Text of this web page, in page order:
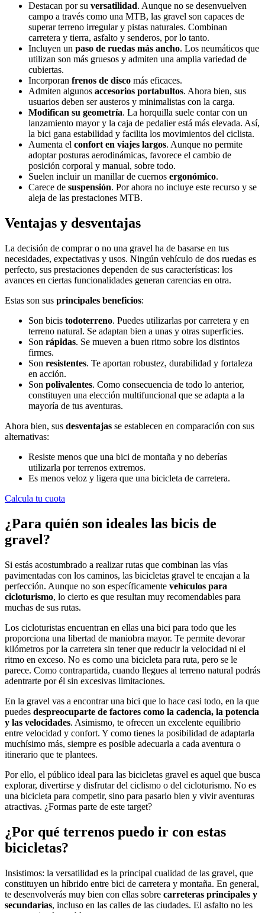
Destacan por su versatilidad. Aunque no se desenvuelven
campo a través como una MTB, las gravel son capaces de
superar terreno irregular y pistas naturales. Combinan
carretera y tierra, asfalto y senderos, por lo tanto.
Incluyen un paso de ruedas más ancho. Los neumáticos que
utilizan son más gruesos y admiten una amplia variedad de
cubiertas.
Incorporan frenos de disco más eficaces.
Admiten algunos accesorios portabultos. Ahora bien, sus
usuarios deben ser austeros y minimalistas con la carga.
Modifican su geometría. La horquilla suele contar con un
lanzamiento mayor y la caja de pedalier está más elevada. Así,
la bici gana estabilidad y facilita los movimientos del ciclista.
Aumenta el confort en viajes largos. Aunque no permite
adoptar posturas aerodinámicas, favorece el cambio de
posición corporal y manual, sobre todo.
Suelen incluir un manillar de cuernos ergonómico.
Carece de suspensión. Por ahora no incluye este recurso y se
aleja de las prestaciones MTB.
Ventajas y desventajas
La decisión de comprar o no una gravel ha de basarse en tus
necesidades, expectativas y usos. Ningún vehículo de dos ruedas es
perfecto, sus prestaciones dependen de sus características: los
avances en ciertas funcionalidades generan carencias en otra.
Estas son sus principales beneficios:
Son bicis todoterreno. Puedes utilizarlas por carretera y en
terreno natural. Se adaptan bien a unas y otras superficies.
Son rápidas. Se mueven a buen ritmo sobre los distintos
firmes.
Son resistentes. Te aportan robustez, durabilidad y fortaleza
en acción.
Son polivalentes. Como consecuencia de todo lo anterior,
constituyen una elección multifuncional que se adapta a la
mayoría de tus aventuras.
Ahora bien, sus desventajas se establecen en comparación con sus
alternativas:
Resiste menos que una bici de montaña y no deberías
utilizarla por terrenos extremos.
Es menos veloz y ligera que una bicicleta de carretera.
Calcula tu cuota
¿Para quién son ideales las bicis de
gravel?
Si estás acostumbrado a realizar rutas que combinan las vías
pavimentadas con los caminos, las bicicletas gravel te encajan a la
perfección. Aunque no son específicamente vehículos para
cicloturismo, lo cierto es que resultan muy recomendables para
muchas de sus rutas.
Los cicloturistas encuentran en ellas una bici para todo que les
proporciona una libertad de maniobra mayor. Te permite devorar
kilómetros por la carretera sin tener que reducir la velocidad ni el
ritmo en exceso. No es como una bicicleta para ruta, pero se le
parece. Como contrapartida, cuando llegues al terreno natural podrás
adentrarte por él sin excesivas limitaciones.
En la gravel vas a encontrar una bici que lo hace casi todo, en la que
puedes despreocuparte de factores como la cadencia, la potencia
y las velocidades. Asimismo, te ofrecen un excelente equilibrio
entre velocidad y confort. Y como tienes la posibilidad de adaptarla
muchísimo más, siempre es posible adecuarla a cada aventura o
itinerario que te plantees.
Por ello, el público ideal para las bicicletas gravel es aquel que busca
explorar, divertirse y disfrutar del ciclismo o del cicloturismo. No es
una bicicleta para competir, sino para pasarlo bien y vivir aventuras
atractivas. ¿Formas parte de este target?
¿Por qué terrenos puedo ir con estas
bicicletas?
Insistimos: la versatilidad es la principal cualidad de las gravel, que
constituyen un híbrido entre bici de carretera y montaña. En general,
te desenvolverás muy bien con ellas sobre carreteras principales y
secundarias, incluso en las calles de las ciudades. El asfalto no les